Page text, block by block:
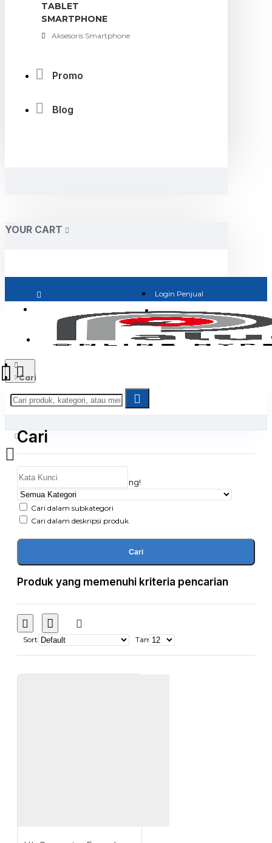
TABLET
SMARTPHONE
Aksesoris Smartphone
Promo
Blog
YOUR CART
Login Penjual
Jadi Penjual
0
Daftar belanja Anda kosong!
Cari
Cari
Cari dalam subkategori
Cari dalam deskripsi produk
Cari
Produk yang memenuhi kriteria pencarian
Sort Tampilkan: